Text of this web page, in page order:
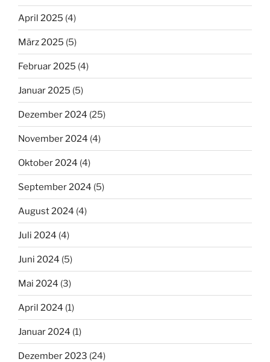
April 2025 (4)
März 2025 (5)
Februar 2025 (4)
Januar 2025 (5)
Dezember 2024 (25)
November 2024 (4)
Oktober 2024 (4)
September 2024 (5)
August 2024 (4)
Juli 2024 (4)
Juni 2024 (5)
Mai 2024 (3)
April 2024 (1)
Januar 2024 (1)
Dezember 2023 (24)